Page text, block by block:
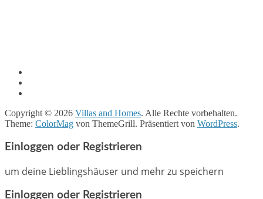
Copyright © 2026 Villas and Homes. Alle Rechte vorbehalten.
Theme: ColorMag von ThemeGrill. Präsentiert von WordPress.
Einloggen oder Registrieren
um deine Lieblingshäuser und mehr zu speichern
Einloggen oder Registrieren